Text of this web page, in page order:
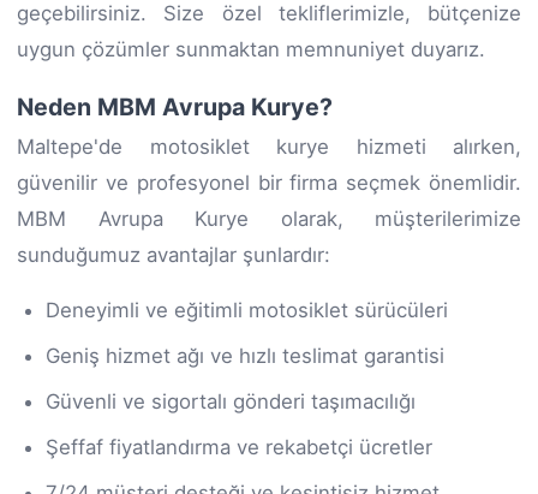
geçebilirsiniz. Size özel tekliflerimizle, bütçenize
uygun çözümler sunmaktan memnuniyet duyarız.
Neden MBM Avrupa Kurye?
Maltepe'de motosiklet kurye hizmeti alırken,
güvenilir ve profesyonel bir firma seçmek önemlidir.
MBM Avrupa Kurye olarak, müşterilerimize
sunduğumuz avantajlar şunlardır:
Deneyimli ve eğitimli motosiklet sürücüleri
Geniş hizmet ağı ve hızlı teslimat garantisi
Güvenli ve sigortalı gönderi taşımacılığı
Şeffaf fiyatlandırma ve rekabetçi ücretler